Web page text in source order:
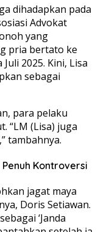
dihadapkan pada
Advokat
yang
pria bertato ke
2025. Kini, Lisa
sebagai
para pelaku
“LM (Lisa) juga
tambahnya.
Kontroversi
jagat maya
Doris Setiawan.
‘Janda